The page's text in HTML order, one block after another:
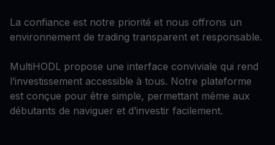
La confiance est notre priorité et nous offrons un
environnement de trading transparent et responsable.
MultiHODL propose une interface conviviale qui rend
l’investissement accessible à tous. Notre plateforme
est conçue pour être simple, permettant même aux
débutants de naviguer et d’investir facilement.